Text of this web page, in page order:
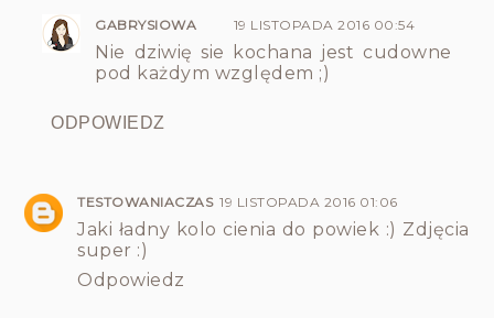
GABRYSIOWA 19 LISTOPADA 2016 00:54
Nie dziwię sie kochana jest cudowne
pod każdym względem ;)
ODPOWIEDZ
TESTOWANIACZAS 19 LISTOPADA 2016 01:06
Jaki ładny kolo cienia do powiek :) Zdjęcia
super :)
Odpowiedz